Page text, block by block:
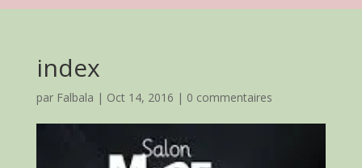
index
par Falbala | Oct 14, 2016 | 0 commentaires